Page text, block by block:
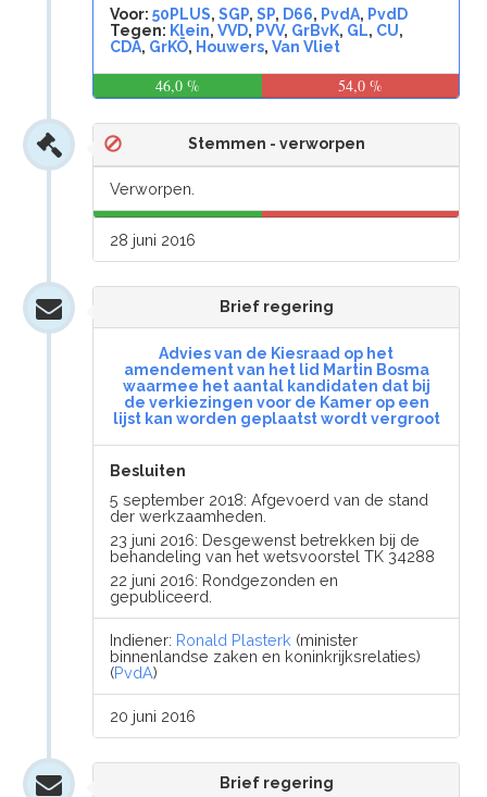
Voor: 50PLUS,SGP,SP, D66, PvdA, PvdD
Tegen: Klein,VVD, PVV, GrBvK, GL, CU,
CDA, GrKÖ, Houwers,Van Vliet
46,0 % 54,0 %
Stemmen - verworpen
Verworpen.
28 juni 2016
Brief regering
Advies van de Kiesraad op het
amendement van het lid Martin Bosma
waarmee het aantal kandidaten dat bij
de verkiezingen voor de Kamer op een
lijst kan worden geplaatst wordt vergroot
Besluiten
5 september 2018: Afgevoerd van de stand
der werkzaamheden.
23 juni 2016: Desgewenst betrekken bij de
behandeling van het wetsvoorstel TK 34288
22 juni 2016: Rondgezonden en
gepubliceerd.
Indiener: Ronald Plasterk (minister
binnenlandse zaken en koninkrijksrelaties)
(PvdA)
20 juni 2016
Brief regering